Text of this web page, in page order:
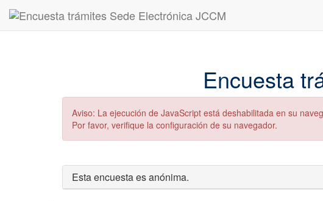
Encuesta
Aviso: La ejecución de JavaScript está deshabilitada en su
Por favor, verifique la configuración de su navegador.
Esta encuesta es anónima.